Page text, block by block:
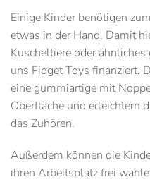
Einige Kinder benötigen
etwas in der Hand. Damit
Kuscheltiere oder
uns Fidget Toys finanziert.
eine gummiartige mit
Oberfläche und erleichtern
das Zuhören.
Außerdem können die
ihren Arbeitsplatz frei